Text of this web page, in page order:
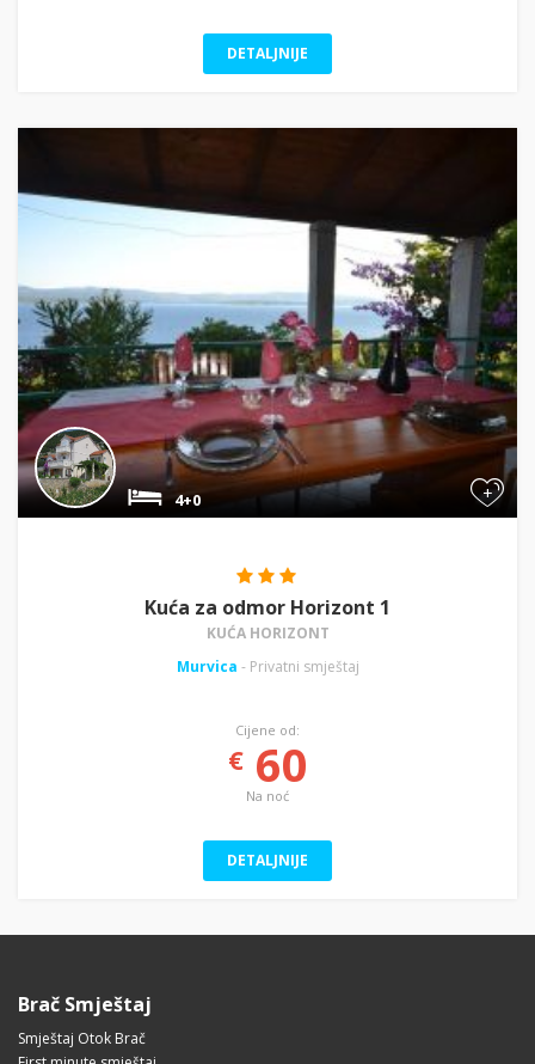
DETALJNIJE
+
4+0
Kuća za odmor Horizont 1
KUĆA HORIZONT
Murvica - Privatni smještaj
Cijene od:
€60
Na noć
DETALJNIJE
Brač Smještaj
Smještaj Otok Brač